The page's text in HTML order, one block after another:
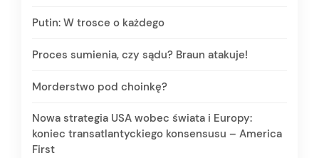
Putin: W trosce o każdego
Proces sumienia, czy sądu? Braun atakuje!
Morderstwo pod choinkę?
Nowa strategia USA wobec świata i Europy:
koniec transatlantyckiego konsensusu – America
First